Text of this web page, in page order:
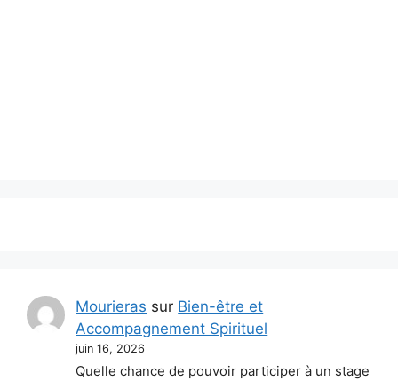
Mourieras sur Bien-être et
Accompagnement Spirituel
juin 16, 2026
Quelle chance de pouvoir participer à un stage